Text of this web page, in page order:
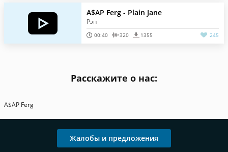
A$AP Ferg - Plain Jane
Рэп
00:40 320 1355 245
Расскажите о нас:
A$AP Ferg
Жалобы и предложения